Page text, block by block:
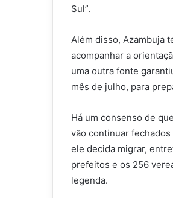
Sul”.
Além disso, Azambuja
acompanhar a
uma outra fonte
mês de julho, para
Há um consenso de
vão continuar
ele decida migrar,
prefeitos e os 256
legenda.